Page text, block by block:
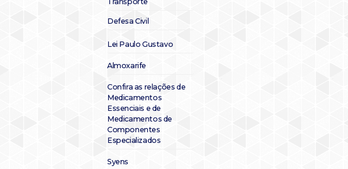
Defesa Civil
Lei Paulo Gustavo
Almoxarife
Confira as relações de
Medicamentos
Essenciais e de
Medicamentos de
Componentes
Especializados
Syens